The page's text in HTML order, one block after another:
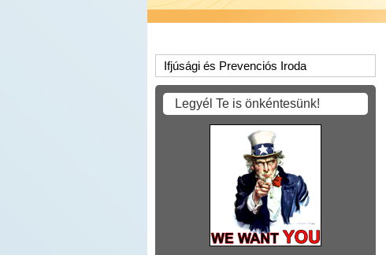
Ifjúsági és Prevenciós Iroda
Legyél Te is önkéntesünk!